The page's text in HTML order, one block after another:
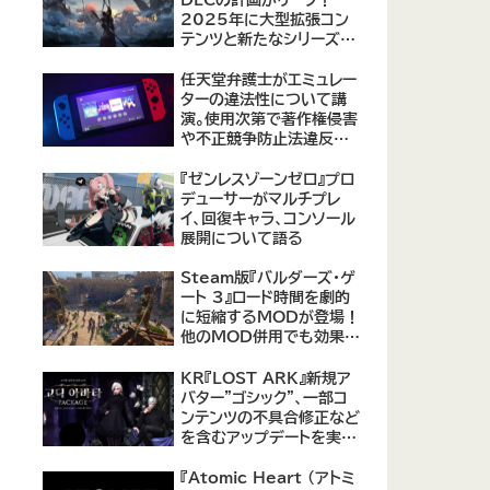
2025年に大型拡張コン
テンツと新たなシリーズ作
【09/17更新】
任天堂弁護士がエミュレー
ターの違法性について講
演。使用次第で著作権侵害
や不正競争防止法違反に
『ゼンレスゾーンゼロ』プロ
デューサーがマルチプレ
イ、回復キャラ、コンソール
展開について語る
Steam版『バルダーズ・ゲ
ート 3』ロード時間を劇的
に短縮するMODが登場！
他のMOD併用でも効果を
価
KR『LOST ARK』新規ア
バター"ゴシック"、一部コ
ンテンツの不具合修正など
を含むアップデートを実
『Atomic Heart (アトミ